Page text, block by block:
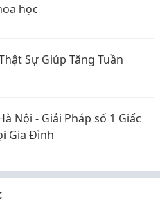
học
Sự Giúp Tăng Tuần
Nội - Giải Pháp số 1 Giấc
Gia Đình